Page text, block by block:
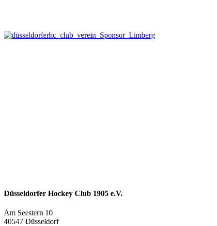
Düsseldorfer Hockey Club 1905 e.V.
Am Seestern 10
40547 Düsseldorf